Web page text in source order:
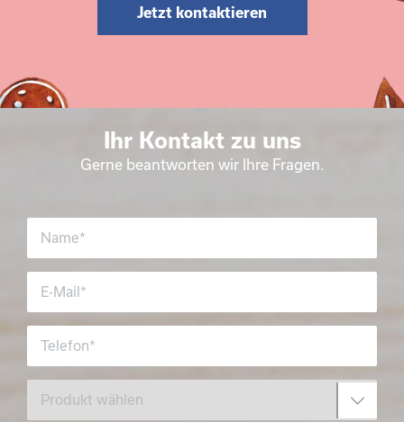
Jetzt kontaktieren
Ihr Kontakt zu uns
Gerne beantworten wir Ihre Fragen.